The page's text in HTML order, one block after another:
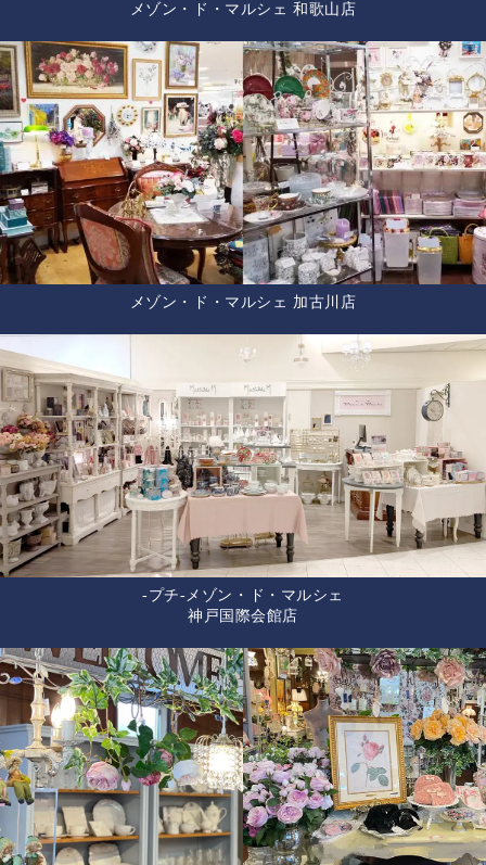
メゾン・ド・マルシェ 和歌山店
メゾン・ド・マルシェ 加古川店
-プチ-メゾン・ド・マルシェ
神戸国際会館店